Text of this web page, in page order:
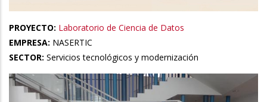
PROYECTO: Laboratorio de Ciencia de Datos
EMPRESA: NASERTIC
SECTOR: Servicios tecnológicos y modernización